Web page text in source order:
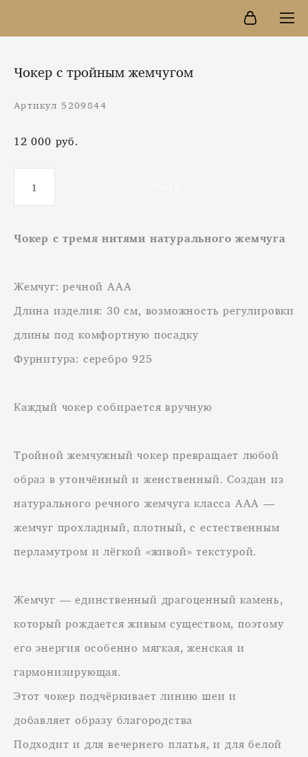
Чокер с тройным жемчугом
Артикул 5209844
12 000 pуб.
Чокер с тремя нитями натурального жемчуга
Жемчуг: речной ААА
Длина изделия: 30 см, возможность регулировки
длины под комфортную посадку
Фурнитура: серебро 925
Каждый чокер собирается вручную
Тройной жемчужный чокер превращает любой
образ в утончённый и женственный. Создан из
натурального речного жемчуга класса ААА —
жемчуг прохладный, плотный, с естественным
перламутром и лёгкой «живой» текстурой.
Жемчуг — единственный драгоценный камень,
который рождается живым существом, поэтому
его энергия особенно мягкая, женская и
гармонизирующая.
Этот чокер подчёркивает линию шеи и
добавляет образу благородства
Подходит и для вечернего платья, и для белой